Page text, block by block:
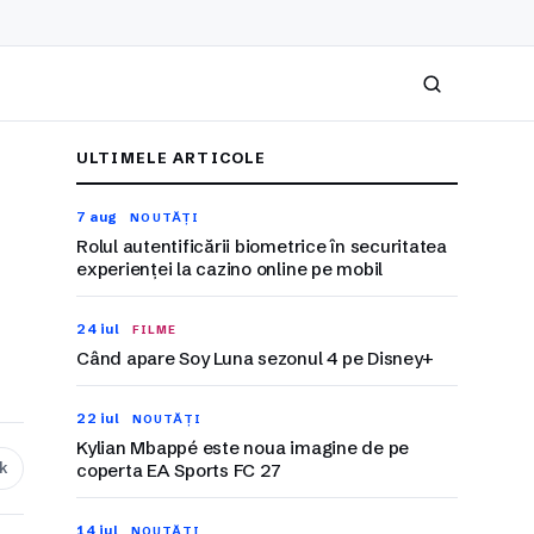
Caută
ULTIMELE ARTICOLE
7 aug NOUTĂȚI
Rolul autentificării biometrice în securitatea
experienței la cazino online pe mobil
24 iul FILME
Când apare Soy Luna sezonul 4 pe Disney+
22 iul NOUTĂȚI
Kylian Mbappé este noua imagine de pe
coperta EA Sports FC 27
14 iul NOUTĂȚI